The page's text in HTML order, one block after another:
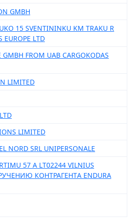
GMBH
15 SVENTININKU KM TRAKU R
EUROPE LTD
GMBH FROM UAB CARGOKODAS
LIMITED
LIMITED
NORD SRL UNIPERSONALE
57 A LT02244 VILNIUS
КОНТРАГЕНТA ENDURA